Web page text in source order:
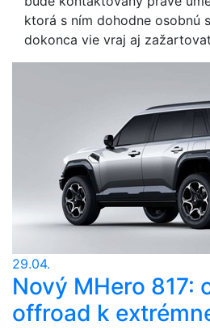
ktorá s ním dohodne osobnú
dokonca vie vraj aj
29.04.
Nový MHero 817:
offroad k